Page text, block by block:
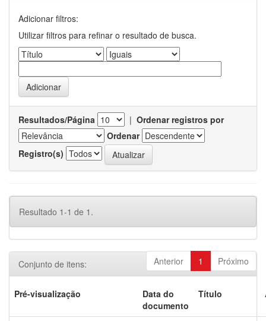
Adicionar filtros:
Utilizar filtros para refinar o resultado de busca.
Resultados/Página | Ordenar registros por
Ordenar
Registro(s)
Resultado 1-1 de 1.
Anterior 1 Próximo
Conjunto de itens:
Pré-visualização
Data do
documento
Título